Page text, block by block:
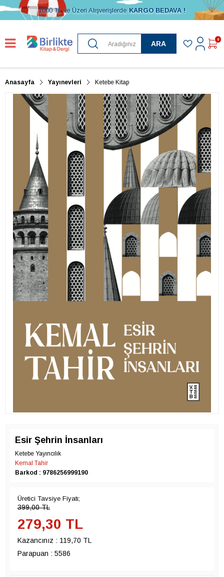
1000 TL ve Üzeri Alışverişlerde KARGO BEDAVA !
ARA
0
Anasayfa Yayınevleri Ketebe Kitap
Esir Şehrin İnsanları
Ketebe Yayıncılık
Kemal Tahir
Barkod : 9786256999190
Üretici Tavsiye Fiyatı;
399,00TL
279,30 TL
Kazancınız : 119,70 TL
Parapuan : 5586